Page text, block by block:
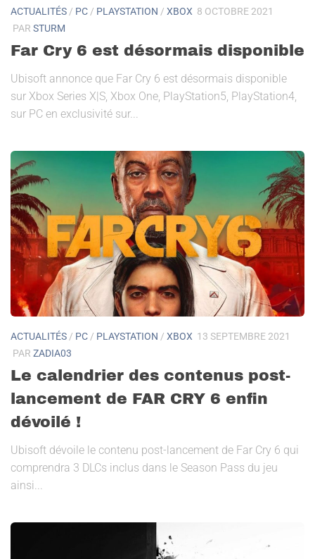
ACTUALITÉS / PC / PLAYSTATION / XBOX 8 OCTOBRE 2021
PAR STURM
Far Cry 6 est désormais disponible
Ubisoft annonce que Far Cry 6 est désormais disponible
sur Xbox Series X|S, Xbox One, PlayStation5, PlayStation4,
sur PC en exclusivité sur...
ACTUALITÉS / PC / PLAYSTATION / XBOX 13 SEPTEMBRE 2021
PAR ZADIA03
Le calendrier des contenus post-
lancement de FAR CRY 6 enfin
dévoilé !
Ubisoft dévoile le contenu post-lancement de Far Cry 6 qui
comprendra 3 DLCs inclus dans le Season Pass du jeu
ainsi...